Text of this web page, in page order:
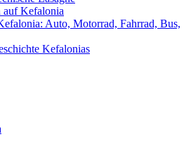
auf Kefalonia
Auto, Motorrad, Fahrrad, Bus,
Kefalonias